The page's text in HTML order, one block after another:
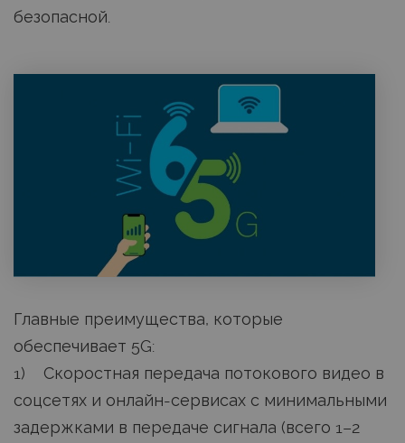
безопасной.
Главные преимущества, которые
обеспечивает 5G:
1) Скоростная передача потокового видео в
соцсетях и онлайн-сервисах с минимальными
задержками в передаче сигнала (всего 1–2